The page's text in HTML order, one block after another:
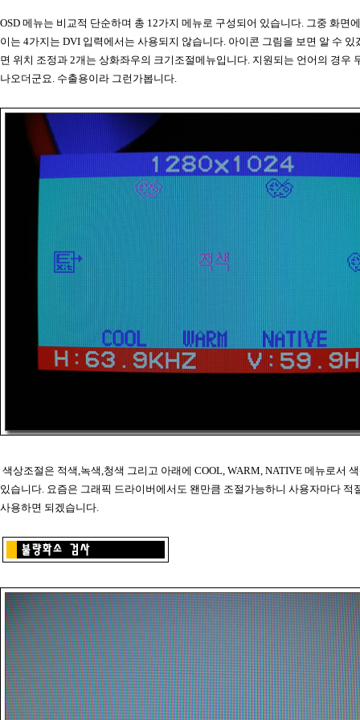
OSD 메뉴는 비교적 단순하며 총 12가지 메뉴로 구성되어 있습니다. 그중 화면
이는 4가지는 DVI 입력에서는 사용되지 않습니다. 아이콘 그림을 보면 알 수 있
면 위치 조정과 2개는 상화좌우의 크기조절메뉴입니다. 지원되는 언어의 경우
나오더군요. 수출용이라 그런가봅니다.
색상조절은 적색,녹색,청색 그리고 아래에 COOL, WARM, NATIVE 메뉴로서
있습니다. 요즘은 그래픽 드라이버에서도 왠만큼 조절가능하니 사용자마다 적
사용하면 되겠습니다.